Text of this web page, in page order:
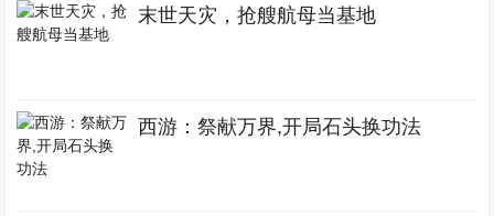
末世天灾，抢艘航母当基地
西游：祭献万界,开局石头换功法